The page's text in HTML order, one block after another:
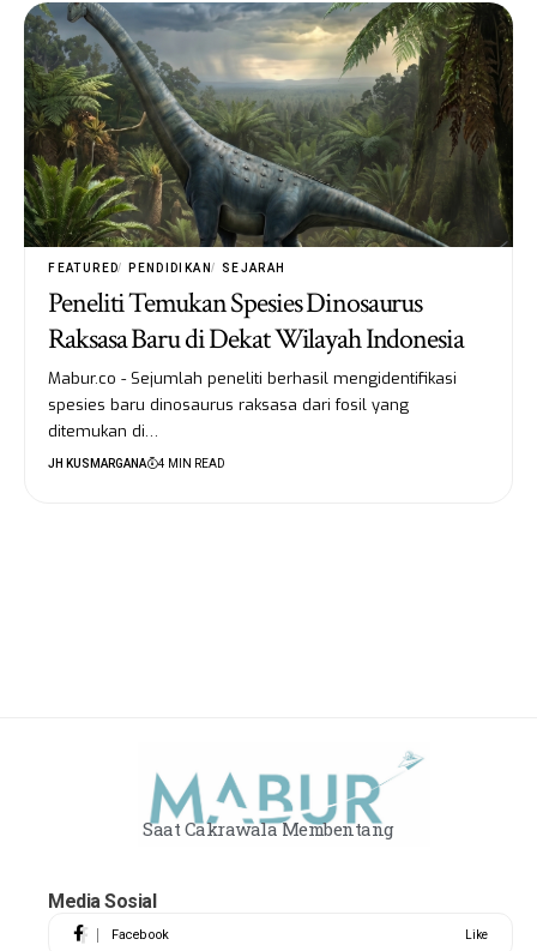
FEATURED PENDIDIKAN SEJARAH
Peneliti Temukan Spesies Dinosaurus
Raksasa Baru di Dekat Wilayah Indonesia
Mabur.co - Sejumlah peneliti berhasil mengidentifikasi
spesies baru dinosaurus raksasa dari fosil yang
ditemukan di…
JH KUSMARGANA 4 MIN READ
Saat Cakrawala Membentang
Media Sosial
Facebook Like